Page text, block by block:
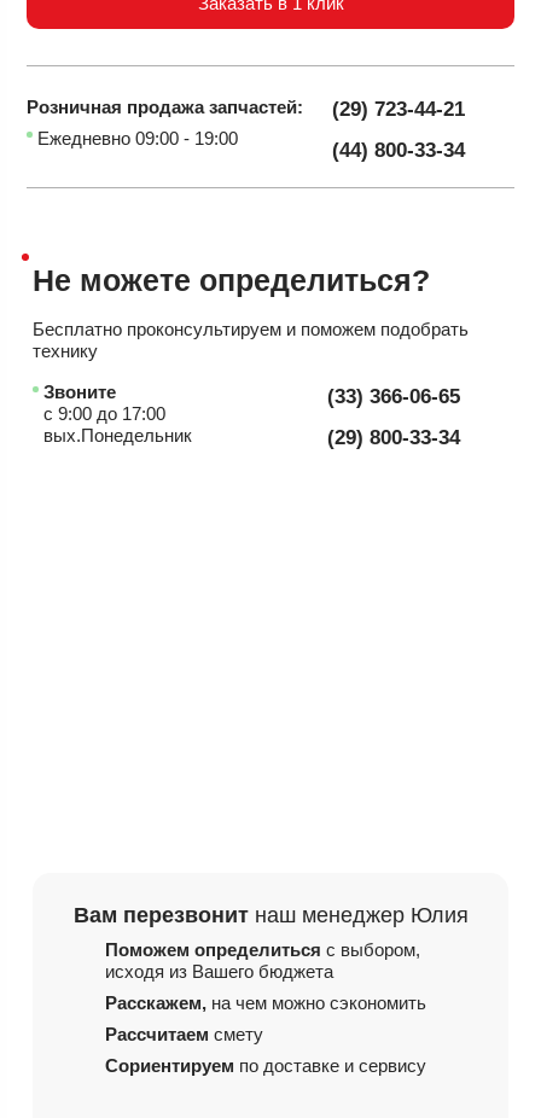
Розничная продажазапчастей:
Ежедневно 09:00 - 19:00
(29) 723-44-21
(44) 800-33-34
Не можете определиться?
Бесплатно проконсультируем и поможем подобрать
технику
Звоните
с 9:00 до 17:00
вых.Понедельник
(33) 366-06-65
(29) 800-33-34
Вам перезвонит наш менеджер Юлия
Поможем определитьсяс выбором,
исходя из Вашего бюджета
Расскажем, на чем можно сэкономить
Рассчитаемсмету
Сориентируем по доставке и сервису